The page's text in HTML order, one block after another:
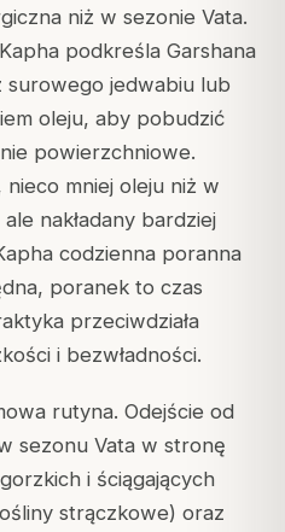
niż w sezonie Vata.
podkreśla Garshana
surowego jedwabiu lub
oleju, aby pobudzić
powierzchniowe.
mniej oleju niż w
nakładany bardziej
codzienna poranna
poranek to czas
przeciwdziała
i bezwładności.
rutyna. Odejście od
sezonu Vata w stronę
i ściągających
strączkowe) oraz